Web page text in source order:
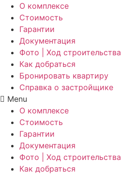
О комплексе
Стоимость
Гарантии
Документация
Фото | Ход строительства
Как добраться
Бронировать квартиру
Справка о застройщике
Menu
О комплексе
Стоимость
Гарантии
Документация
Фото | Ход строительства
Как добраться